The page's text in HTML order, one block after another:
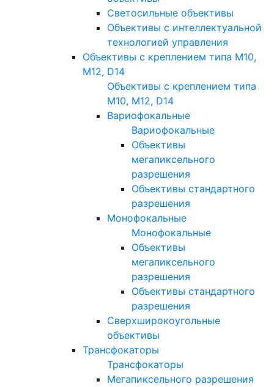
Светосильные объективы
Объективы с интеллектуальной
технологией управления
Объективы с креплением типа M10,
M12, D14
Объективы с креплением типа
M10, M12, D14
Вариофокальные
Вариофокальные
Объективы
мегапиксельного
разрешения
Объективы стандартного
разрешения
Монофокальные
Монофокальные
Объективы
мегапиксельного
разрешения
Объективы стандартного
разрешения
Сверхширокоугольные
объективы
Трансфокаторы
Трансфокаторы
Мегапиксельного разрешения